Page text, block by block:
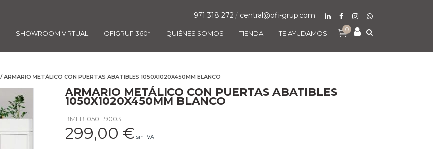
0
SHOWROOM VIRTUAL OFIGRUP 360º QUIÉNES SOMOS TIENDA TE AYUDAMOS
971 318 272 / central@ofi-grup.com
/ ARMARIO METÁLICO CON PUERTAS ABATIBLES 1050X1020X450MM BLANCO
ARMARIO METÁLICO CON PUERTAS ABATIBLES
1050X1020X450MM BLANCO
BMEB1050E.9003
299,00 € sin IVA